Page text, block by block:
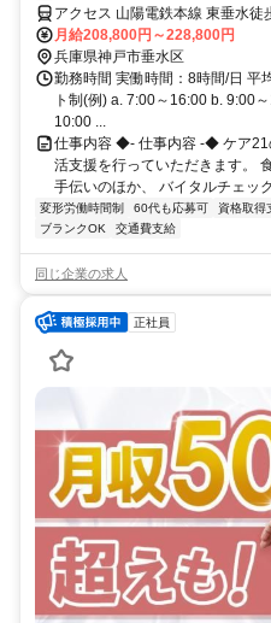
す。少人数制で寄り添うケアがで
アクセス 山陽電鉄本線 東垂水
歩約14分、山陽電鉄本線 山陽垂
「垂水」駅から徒歩約16分
月給208,800円～228,800円
兵庫県神戸市垂水区
勤務時間 実働時間：8時間/日 平
ト制(例) a. 7:00～16:00 b. 9:00
10:00 ...
仕事内容 ◆- 仕事内容 -◆ ケア21
活支援を行っていただきます。
手伝いのほか、 バイタルチェッ
変形労働時間制 60代も応募可 資格取得
ブランクOK
交通費支給
同じ企業の求人
正社員